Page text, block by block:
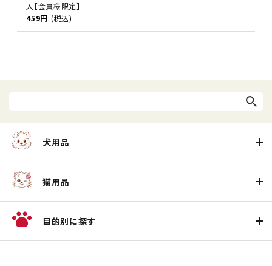
入【会員様限定】
459円 (税込)
犬用品
猫用品
目的別に探す